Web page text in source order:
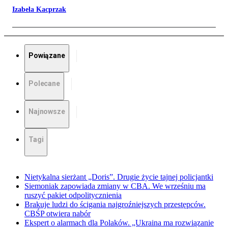
Izabela Kacprzak
Powiązane
Polecane
Najnowsze
Tagi
Nietykalna sierżant „Doris”. Drugie życie tajnej policjantki
Siemoniak zapowiada zmiany w CBA. We wrześniu ma
ruszyć pakiet odpolitycznienia
Brakuje ludzi do ścigania najgroźniejszych przestępców.
CBŚP otwiera nabór
Ekspert o alarmach dla Polaków. „Ukraina ma rozwiązanie